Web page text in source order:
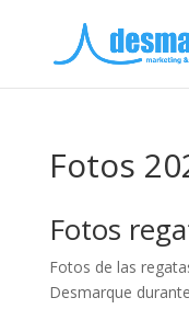
Fotos
Fotos
Fotos de las
Desmarque